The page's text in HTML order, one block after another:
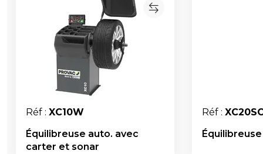
Réf : XC10W
Équilibreuse auto. avec
carter et sonar
Réf :